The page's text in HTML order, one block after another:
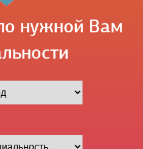
нужной Вам